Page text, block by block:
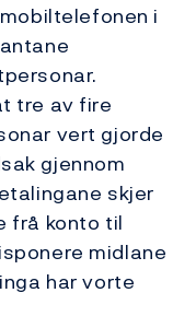
i
tre av fire
vert gjorde
gjennom
skjer
frå konto til
midlane
har vorte